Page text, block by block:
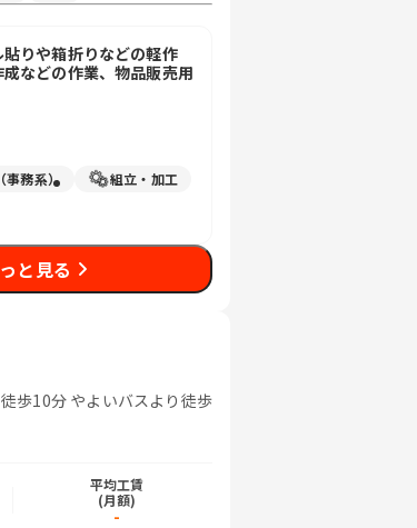
貼りや箱折りなどの軽作
などの作業、物品販売用
事務系）
組立・加工
と見る
歩10分 やよいバスより徒歩
平均工賃
(月額)
-